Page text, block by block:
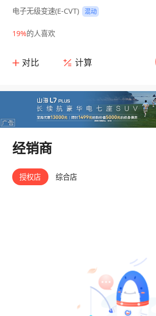
电子无级变速(E-CVT) 混动
19%的人喜欢
对比 计算
经销商
授权店 综合店